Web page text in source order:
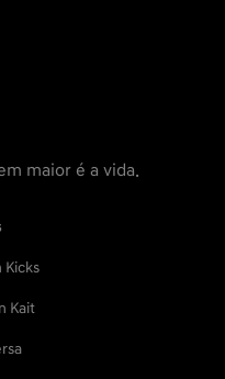
maior é a vida.
Kicks
Kait